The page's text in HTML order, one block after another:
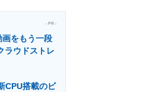
よく分かる
- PR -
画をもう一段
ラウドストレ
CPU搭載のビ